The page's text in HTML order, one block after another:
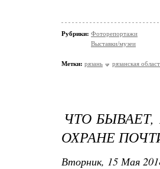
Рубрики: Фоторепортажи
Выставки/музеи
Метки: рязань рязанская
ЧТО
ОХРАНЕ
Вторник, 15 Мая